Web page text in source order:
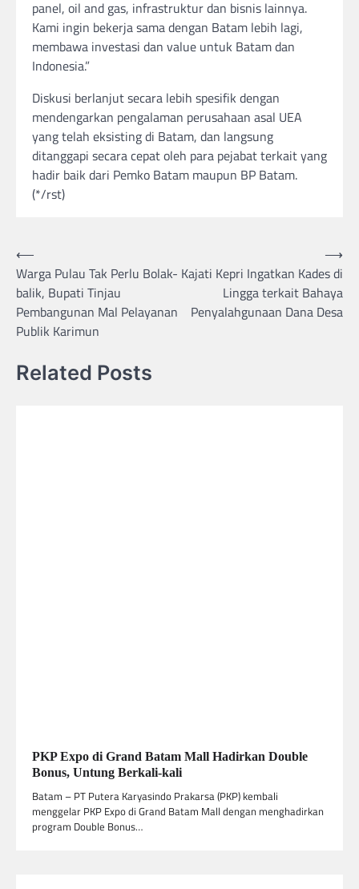
panel, oil and gas, infrastruktur dan bisnis lainnya.
Kami ingin bekerja sama dengan Batam lebih lagi,
membawa investasi dan value untuk Batam dan
Indonesia.”
Diskusi berlanjut secara lebih spesifik dengan
mendengarkan pengalaman perusahaan asal UEA
yang telah eksisting di Batam, dan langsung
ditanggapi secara cepat oleh para pejabat terkait yang
hadir baik dari Pemko Batam maupun BP Batam.
(*/rst)
Post
navigation
⟵
Warga Pulau Tak Perlu Bolak-
balik, Bupati Tinjau
Pembangunan Mal Pelayanan
Publik Karimun
Kajati Kepri Ingatkan Kades di
Lingga terkait Bahaya
Penyalahgunaan Dana Desa
⟶
Related Posts
PKP Expo di Grand Batam Mall Hadirkan Double
Bonus, Untung Berkali-kali
Batam – PT Putera Karyasindo Prakarsa (PKP) kembali
menggelar PKP Expo di Grand Batam Mall dengan menghadirkan
program Double Bonus…